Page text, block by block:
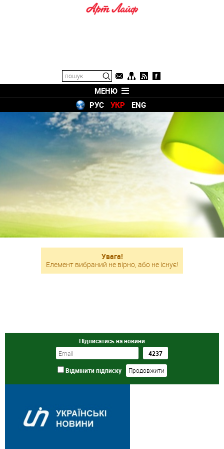
МЕНЮ
РУС
УКР ENG
Увага!
Елемент вибраний не вірно, або не існує!
Підписатись на новини
Відмінити підписку